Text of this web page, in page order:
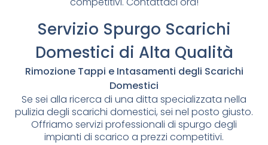
Servizio Spurgo Scarichi
Domestici di Alta Qualità
Rimozione Tappi e Intasamenti degli Scarichi
Domestici
Se sei alla ricerca di una ditta specializzata nella
pulizia degli scarichi domestici, sei nel posto giusto.
Offriamo servizi professionali di spurgo degli
impianti di scarico a prezzi competitivi.